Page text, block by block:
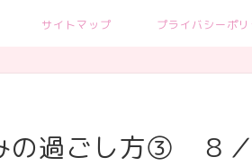
サイトマップ プライバシーポリ
の過ごし方③ ８